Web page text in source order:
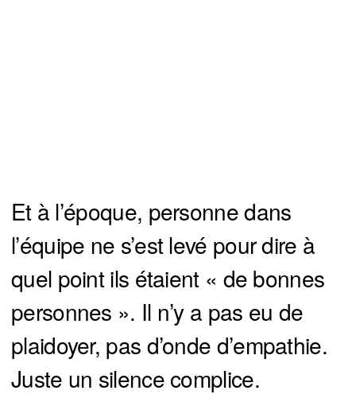
Et à l’époque, personne dans
l’équipe ne s’est levé pour dire à
quel point ils étaient « de bonnes
personnes ». Il n’y a pas eu de
plaidoyer, pas d’onde d’empathie.
Juste un silence complice.